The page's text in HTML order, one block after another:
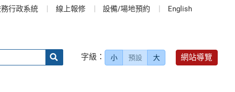
行政系統 線上報修 設備/場地預約 English
字級： 小 預設 大 網站導覽